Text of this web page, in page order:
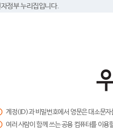
정부 누리집입니다.
계정(ID)과 비밀번호에서 영문은 대소문
여러 사람이 함께 쓰는 공용 컴퓨터를 이